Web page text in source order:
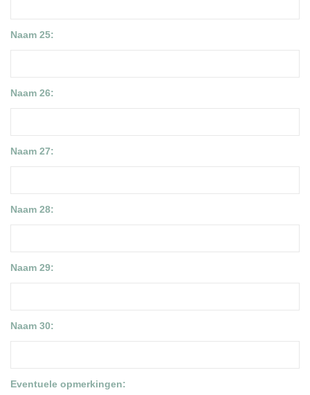
Naam 25:
Naam 26:
Naam 27:
Naam 28:
Naam 29:
Naam 30:
Eventuele opmerkingen: